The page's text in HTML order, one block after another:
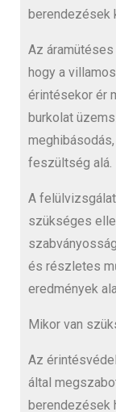
berendezések
Az
hogy a
érintésekor ér
burkolat
feszültség alá.
A
szükséges
és részletes
eredmények
Mikor van
Az
által
berendezések